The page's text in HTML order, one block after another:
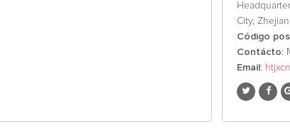
City,
Código
Contácto:
Email :